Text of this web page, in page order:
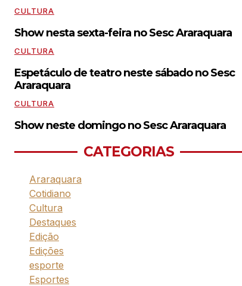
CULTURA
Show nesta sexta-feira no Sesc Araraquara
CULTURA
Espetáculo de teatro neste sábado no Sesc
Araraquara
CULTURA
Show neste domingo no Sesc Araraquara
CATEGORIAS
Araraquara
Cotidiano
Cultura
Destaques
Edição
Edições
esporte
Esportes